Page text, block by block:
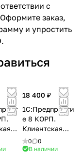
с
заказ,
и упростить
на 5
18 400 ₽
1С:Предприяти
е 8 КОРП.
Клиентская
лицензия на 1
рабочее место.
0
0
В наличии